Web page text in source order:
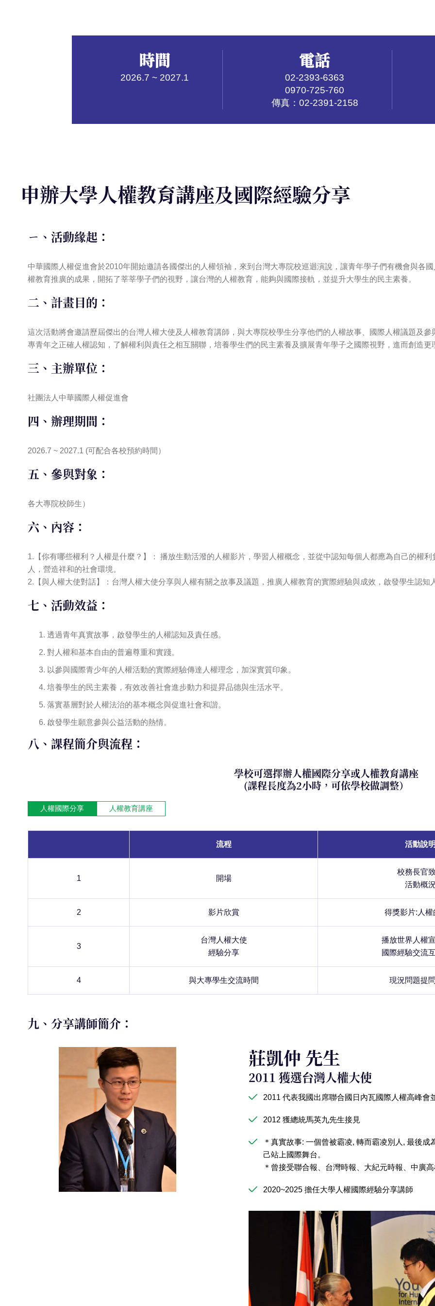
時間
2026.7 ~ 2027.1
電話
02-2393-6363
0970-725-760
傳真：02-2391-2158
申辦大學人權教育講座及國際經驗分享
ㄧ、活動緣起：
中華國際人權促進會於2010年開始邀請各國傑出的人權領袖，來到台灣大專院校巡迴演說，讓青年學子們有機會與各
權教育推廣的成果，開拓了莘莘學子們的視野，讓台灣的人權教育，能夠與國際接軌，並提升大學生的民主素養。
二、計畫目的：
這次活動將會邀請歷屆傑出的台灣人權大使及人權教育講師，與大專院校學生分享他們的人權故事、國際人權議題及
專青年之正確人權認知，了解權利與責任之相互關聯，培養學生們的民主素養及擴展青年學子之國際視野，進而創造更
三、主辦單位：
社團法人中華國際人權促進會
四、辦理期間：
2026.7 ~ 2027.1 (可配合各校預約時間）
五、參與對象：
各大專院校師生）
六、內容：
1.【你有哪些權利？人權是什麼？】： 播放生動活潑的人權影片，學習人權概念，並從中認知每個人都應為自己的權
人，營造祥和的社會環境。
2.【與人權大使對話】：台灣人權大使分享與人權有關之故事及議題，推廣人權教育的實際經驗與成效，啟發學生認
七、活動效益：
透過青年真實故事，啟發學生的人權認知及責任感。
對人權和基本自由的普遍尊重和實踐。
以參與國際青少年的人權活動的實際經驗傳達人權理念，加深實質印象。
培養學生的民主素養，有效改善社會進步動力和提昇品德與生活水平。
落實基層對於人權法治的基本概念與促進社會和諧。
啟發學生願意參與公益活動的熱情。
八、課程簡介與流程：
學校可選擇辦人權國際分享或人權教育講座
(課程長度為2小時，可依學校做調整）
人權國際分享 人權教育講座
流程 活動說
1 開場
校務長官
活動概
2 影片欣賞 得獎影片:人權
3
台灣人權大使
經驗分享
播放世界人權
國際經驗交流
4 與大專學生交流時間 現況問題提
九、分享講師簡介：
莊凱仲 先生
2011 獲選台灣人權大使
2011 代表我國出席聯合國日內瓦國際人權高峰會
2012 獲總統馬英九先生接見
＊真實故事: 一個曾被霸凌, 轉而霸凌別人, 最後
己站上國際舞台。
＊曾接受聯合報、台灣時報、大紀元時報、中廣
2020~2025 擔任大學人權國際經驗分享講師